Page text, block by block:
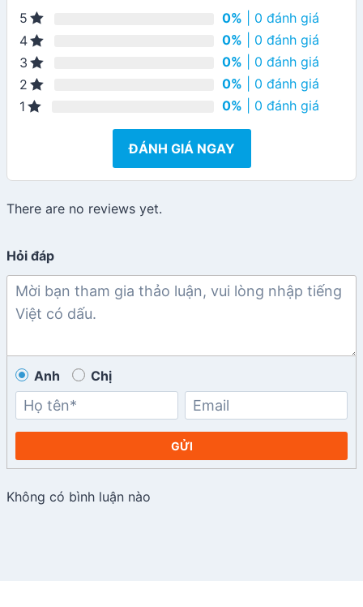
5 0% | 0 đánh giá
4
0% | 0 đánh giá
3
0% | 0 đánh giá
2
0% | 0 đánh giá
1
0% | 0 đánh giá
ĐÁNH GIÁ NGAY
There are no reviews yet.
Hỏi đáp
Anh Chị
GỬI
Không có bình luận nào